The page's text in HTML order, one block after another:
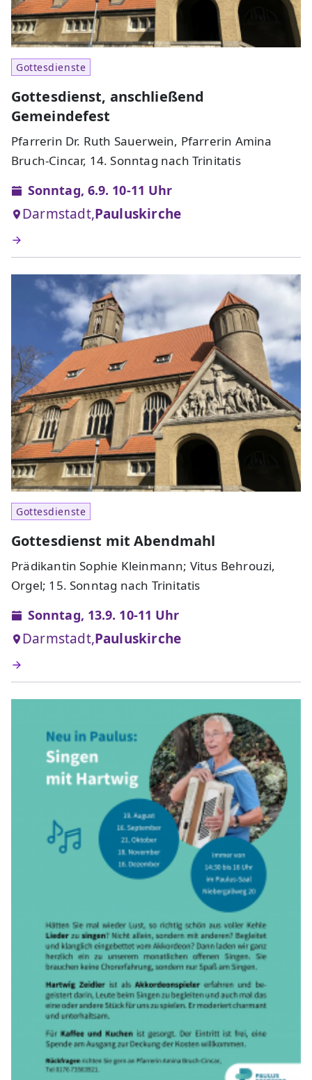
Gottesdienste
Gottesdienst, anschließend
Gemeindefest
Pfarrerin Dr. Ruth Sauerwein, Pfarrerin Amina
Bruch-Cincar, 14. Sonntag nach Trinitatis
Sonntag, 6.9. 10-11 Uhr
Darmstadt,Pauluskirche
Gottesdienste
Gottesdienst mit Abendmahl
Prädikantin Sophie Kleinmann; Vitus Behrouzi,
Orgel; 15. Sonntag nach Trinitatis
Sonntag, 13.9. 10-11 Uhr
Darmstadt,Pauluskirche